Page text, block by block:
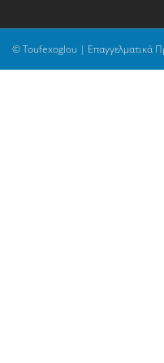
© Toufexoglou | Επαγγελματικά